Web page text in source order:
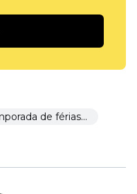
Temporada de férias 🎉